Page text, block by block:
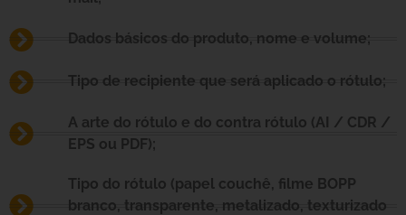
Dados básicos do produto, nome e volume;
Tipo de recipiente que será aplicado o rótulo;
A arte do rótulo e do contra rótulo (AI / CDR /
EPS ou PDF);
Tipo do rótulo (papel couchê, filme BOPP
branco, transparente, metalizado, texturizado